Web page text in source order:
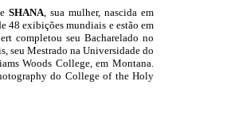
SHANA, sua mulher, nascida em
48 exibições mundiais e estão em
completou seu Bacharelado no
seu Mestrado na Universidade do
Woods College, em Montana.
do College of the Holy